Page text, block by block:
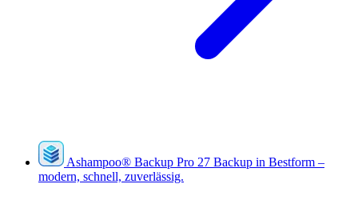
Ashampoo® Backup Pro 27 Backup in Bestform –
modern, schnell, zuverlässig.